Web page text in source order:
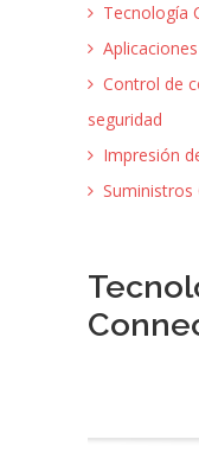
Tecnología
Control de
seguridad
Impresión
Suministros